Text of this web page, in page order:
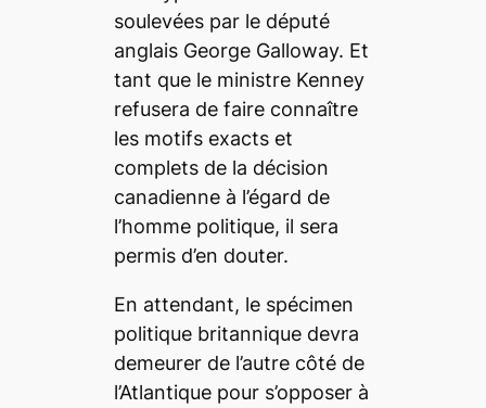
soulevées par le député
anglais George Galloway. Et
tant que le ministre Kenney
refusera de faire connaître
les motifs exacts et
complets de la décision
canadienne à l’égard de
l’homme politique, il sera
permis d’en douter.
En attendant, le spécimen
politique britannique devra
demeurer de l’autre côté de
l’Atlantique pour s’opposer à